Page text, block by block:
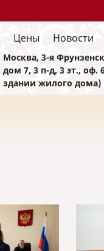
Цены Новости
Москва, 3-я
дом 7, 3 п-д, 3 эт., оф.
здании жилого дома)